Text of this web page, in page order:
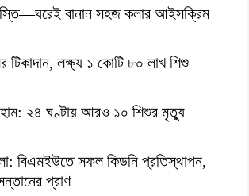
বানান সহজ কলার আইসক্রিম
টিকাদান, লক্ষ্য ১ কোটি ৮০ লাখ শিশু
হাম: ২৪ ঘণ্টায় আরও ১০ শিশুর মৃত্যু
বিএমইউতে সফল কিডনি প্রতিস্থাপন,
প্রাণ